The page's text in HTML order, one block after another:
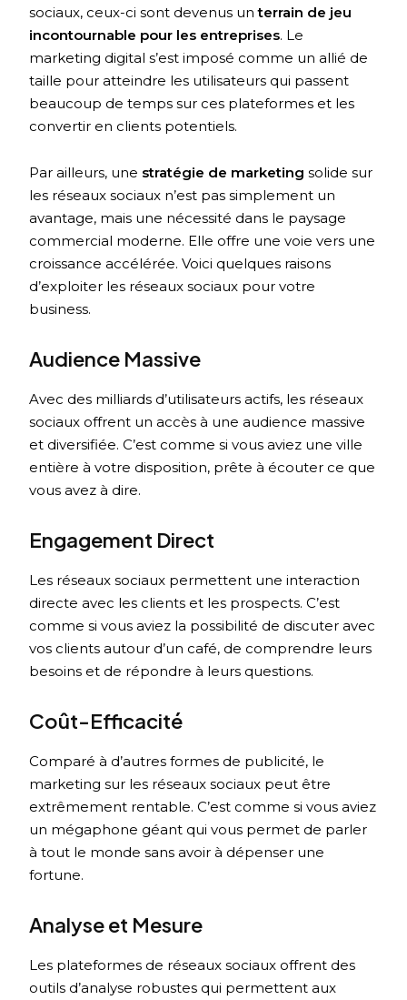
sociaux, ceux-ci sont devenus unterrain de jeu
incontournable pour les entreprises. Le
marketing digital s’est imposé comme un allié de
taille pour atteindre les utilisateurs qui passent
beaucoup de temps sur ces plateformes et les
convertir en clients potentiels.
Par ailleurs, une stratégie de marketing solide sur
les réseaux sociaux n’est pas simplement un
avantage, mais une nécessité dans le paysage
commercial moderne. Elle offre une voie vers une
croissance accélérée. Voici quelques raisons
d’exploiter les réseaux sociaux pour votre
business.
Audience Massive
Avec des milliards d’utilisateurs actifs, les réseaux
sociaux offrent un accès à une audience massive
et diversifiée. C’est comme si vous aviez une ville
entière à votre disposition, prête à écouter ce que
vous avez à dire.
Engagement Direct
Les réseaux sociaux permettent une interaction
directe avec les clients et les prospects. C’est
comme si vous aviez la possibilité de discuter avec
vos clients autour d’un café, de comprendre leurs
besoins et de répondre à leurs questions.
Coût-Efficacité
Comparé à d’autres formes de publicité, le
marketing sur les réseaux sociaux peut être
extrêmement rentable. C’est comme si vous aviez
un mégaphone géant qui vous permet de parler
à tout le monde sans avoir à dépenser une
fortune.
Analyse et Mesure
Les plateformes de réseaux sociaux offrent des
outils d’analyse robustes qui permettent aux